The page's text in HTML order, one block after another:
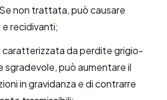
non trattata, può causare
recidivanti;
da perdite grigio-
sgradevole, può aumentare il
in gravidanza e di contrarre